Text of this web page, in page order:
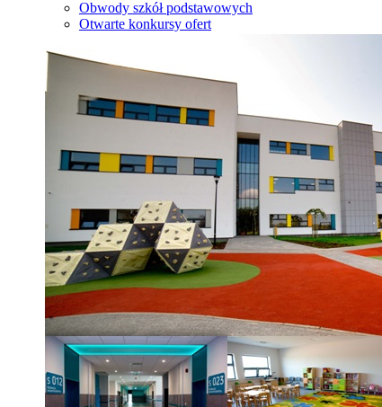
Obwody szkół podstawowych
Otwarte konkursy ofert